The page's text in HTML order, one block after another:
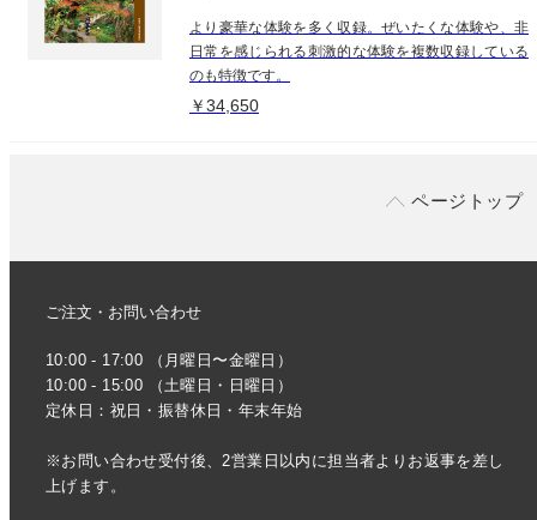
より豪華な体験を多く収録。ぜいたくな体験や、非
日常を感じられる刺激的な体験を複数収録している
のも特徴です。
￥34,650
ページトップ
ご注文・お問い合わせ
10:00 - 17:00 （月曜日〜金曜日）
10:00 - 15:00 （土曜日・日曜日）
定休日：祝日・振替休日・年末年始
※お問い合わせ受付後、2営業日以内に担当者よりお返事を差し
上げます。